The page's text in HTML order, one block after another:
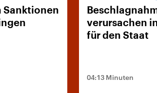
Sanktionen
verursachen
für den Staat
04:13 Minuten